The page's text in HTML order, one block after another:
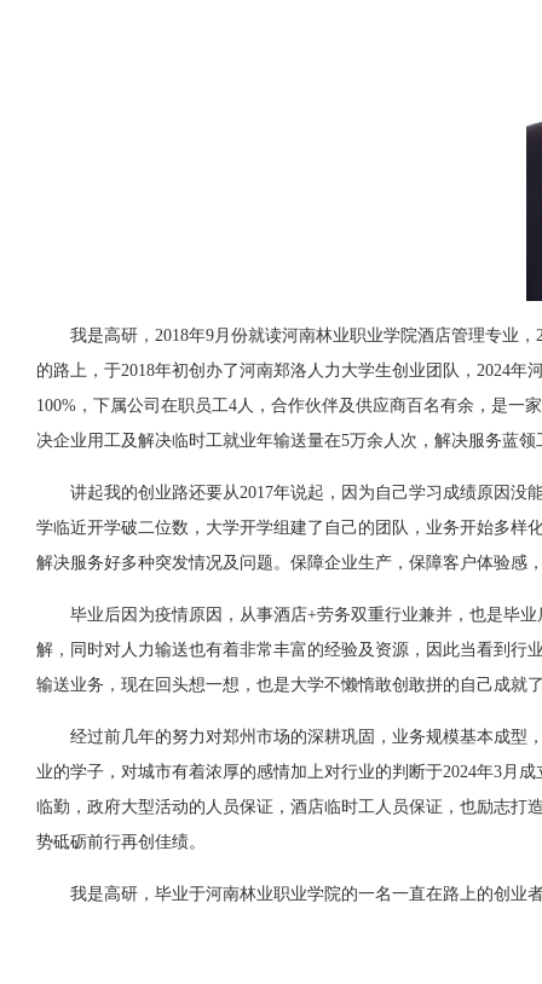
我是高研，2018年9月份就读河南林业职业学院酒店管理专业，
的路上，于2018年初创办了河南郑洛人力大学生创业团队，2024
100%，下属公司在职员工4人，合作伙伴及供应商百名有余，是
决企业用工及解决临时工就业年输送量在5万余人次，解决服务蓝
讲起我的创业路还要从2017年说起，因为自己学习成绩原因
学临近开学破二位数，大学开学组建了自己的团队，业务开始多样
解决服务好多种突发情况及问题。保障企业生产，保障客户体验感
毕业后因为疫情原因，从事酒店+劳务双重行业兼并，也是毕
解，同时对人力输送也有着非常丰富的经验及资源，因此当看到行
输送业务，现在回头想一想，也是大学不懒惰敢创敢拼的自己成就
经过前几年的努力对郑州市场的深耕巩固，业务规模基本成型
业的学子，对城市有着浓厚的感情加上对行业的判断于2024年3月
临勤，政府大型活动的人员保证，酒店临时工人员保证，也励志
势砥砺前行再创佳绩。
我是高研，毕业于河南林业职业学院的一名一直在路上的创业